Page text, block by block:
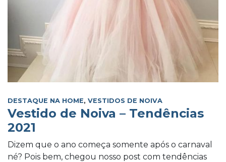
DESTAQUE NA HOME, VESTIDOS DE NOIVA
Vestido de Noiva – Tendências
2021
Dizem que o ano começa somente após o carnaval
né? Pois bem, chegou nosso post com tendências